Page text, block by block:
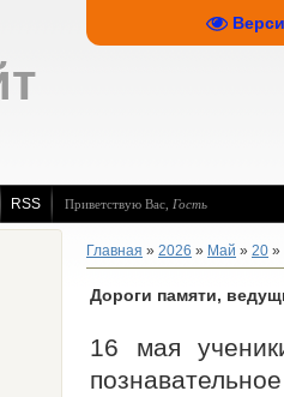
RSS Приветствую Вас Гость
Главная » 2026 » Май » 20 »
Дороги памяти,
16 мая